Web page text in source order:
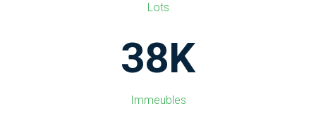
Lots
38K
Immeubles